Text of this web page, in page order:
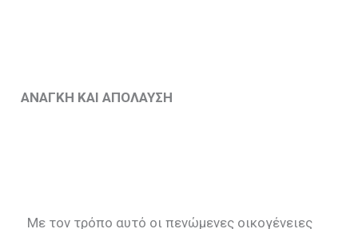
ΑΝΑΓΚΗ ΚΑΙ ΑΠΟΛΑΥΣΗ
Με τον τρόπο αυτό οι πενώμενες οικογένειες